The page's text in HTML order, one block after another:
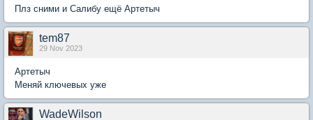
Плз сними и Салибу ещё Артетыч
tem87
29 Nov 2023
Артетыч
Меняй ключевых уже
WadeWilson